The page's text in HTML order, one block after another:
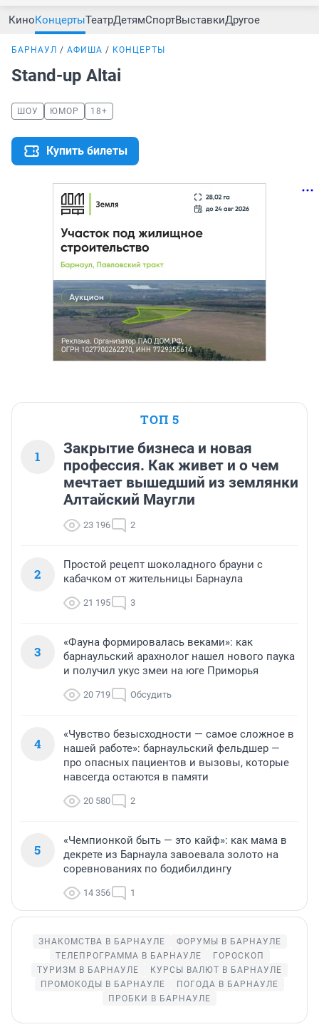
КиноКонцертыТеатрДетямСпортВыставкиДругое
БАРНАУЛ АФИША КОНЦЕРТЫ
Stand-up Altai
ШОУ ЮМОР 18+
Купить билеты
ТОП 5
1
Закрытие бизнеса и новая
профессия. Как живет и о чем
мечтает вышедший из землянки
Алтайский Маугли
23 196 2
2
Простой рецепт шоколадного брауни с
кабачком от жительницы Барнаула
21 195 3
3
«Фауна формировалась веками»: как
барнаульский арахнолог нашел нового паука
и получил укус змеи на юге Приморья
20 719 Обсудить
4
«Чувство безысходности — самое сложное в
нашей работе»: барнаульский фельдшер —
про опасных пациентов и вызовы, которые
навсегда остаются в памяти
20 580 2
5
«Чемпионкой быть — это кайф»: как мама в
декрете из Барнаула завоевала золото на
соревнованиях по бодибилдингу
14 356 1
ЗНАКОМСТВА В БАРНАУЛЕ
ФОРУМЫ В БАРНАУЛЕ
ТЕЛЕПРОГРАММА В БАРНАУЛЕ
ГОРОСКОП
ТУРИЗМ В БАРНАУЛЕ
КУРСЫ ВАЛЮТ В БАРНАУЛЕ
ПРОМОКОДЫ В БАРНАУЛЕ
ПОГОДА В БАРНАУЛЕ
ПРОБКИ В БАРНАУЛЕ